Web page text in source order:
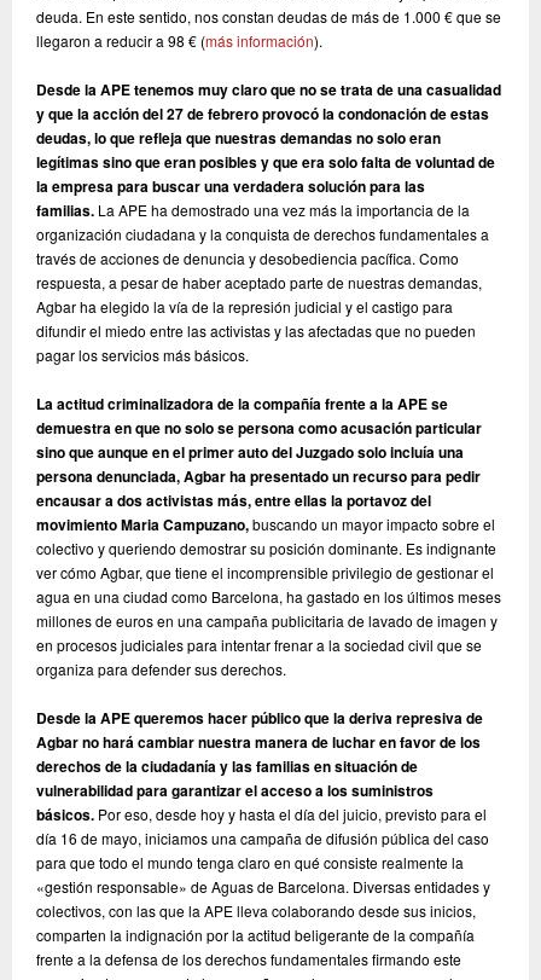
deuda. En este sentido, nos constan deudas de más de 1.000 € que se
llegaron a reducir a 98 € (más información).
Desde la APE tenemos muy claro que no se trata de una casualidad
y que la acción del 27 de febrero provocó la condonación de estas
deudas, lo que refleja que nuestras demandas no solo eran
legítimas sino que eran posibles y que era solo falta de voluntad de
la empresa para buscar una verdadera solución para las
familias. La APE ha demostrado una vez más la importancia de la
organización ciudadana y la conquista de derechos fundamentales a
través de acciones de denuncia y desobediencia pacífica. Como
respuesta, a pesar de haber aceptado parte de nuestras demandas,
Agbar ha elegido la vía de la represión judicial y el castigo para
difundir el miedo entre las activistas y las afectadas que no pueden
pagar los servicios más básicos.
La actitud criminalizadora de la compañía frente a la APE se
demuestra en que no solo se persona como acusación particular
sino que aunque en el primer auto del Juzgado solo incluía una
persona denunciada, Agbar ha presentado un recurso para pedir
encausar a dos activistas más, entre ellas la portavoz del
movimiento Maria Campuzano,buscando un mayor impacto sobre el
colectivo y queriendo demostrar su posición dominante. Es indignante
ver cómo Agbar, que tiene el incomprensible privilegio de gestionar el
agua en una ciudad como Barcelona, ha gastado en los últimos meses
millones de euros en una campaña publicitaria de lavado de imagen y
en procesos judiciales para intentar frenar a la sociedad civil que se
organiza para defender sus derechos.
Desde la APE queremos hacer público que la deriva represiva de
Agbar no hará cambiar nuestra manera de luchar en favor de los
derechos de la ciudadanía y las familias en situación de
vulnerabilidad para garantizar el acceso a los suministros
básicos. Por eso, desde hoy y hasta el día del juicio, previsto para el
día 16 de mayo, iniciamos una campaña de difusión pública del caso
para que todo el mundo tenga claro en qué consiste realmente la
«gestión responsable» de Aguas de Barcelona. Diversas entidades y
colectivos, con las que la APE lleva colaborando desde sus inicios,
comparten la indignación por la actitud beligerante de la compañía
frente a la defensa de los derechos fundamentales firmando este